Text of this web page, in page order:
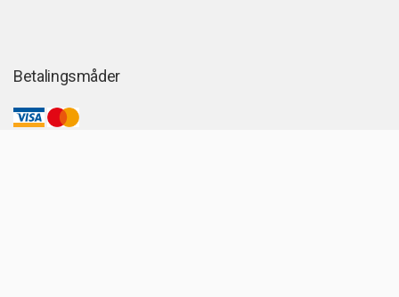
Betalingsmåder